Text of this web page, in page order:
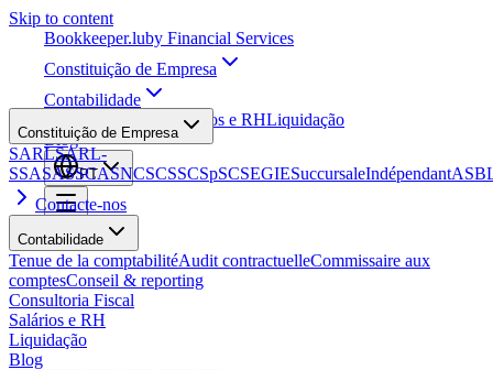
Skip to content
Bookkeeper.luby Financial Services
Constituição de Empresa
Contabilidade
Salários e RHLiquidação
Blog
PT
Constituição de Empresa
SARLSARL-
SSASASSCASNCSCSSCSpSCSEGIESuccursaleIndépendant
Contacte-nos
Contabilidade
Tenue de la comptabilitéAudit contractuelleCommissaire aux
comptesConseil & reporting
Consultoria Fiscal
Salários e RH
Liquidação
Blog